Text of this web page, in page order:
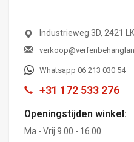
Industrieweg 3D, 2421
Whatsapp 06 213 030 54
+31 172 533 276
Openingstijden winkel:
Ma - Vrij 9.00 - 16.00